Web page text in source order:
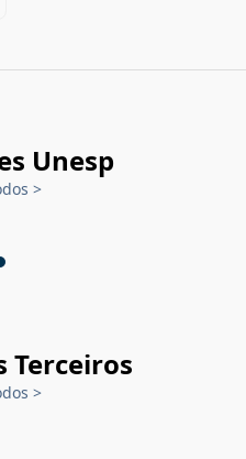
Unesp
>
Terceiros
>